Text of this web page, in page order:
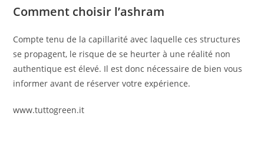
Comment choisir l’ashram
Compte tenu de la capillarité avec laquelle ces structures
se propagent, le risque de se heurter à une réalité non
authentique est élevé. Il est donc nécessaire de bien vous
informer avant de réserver votre expérience.
www.tuttogreen.it